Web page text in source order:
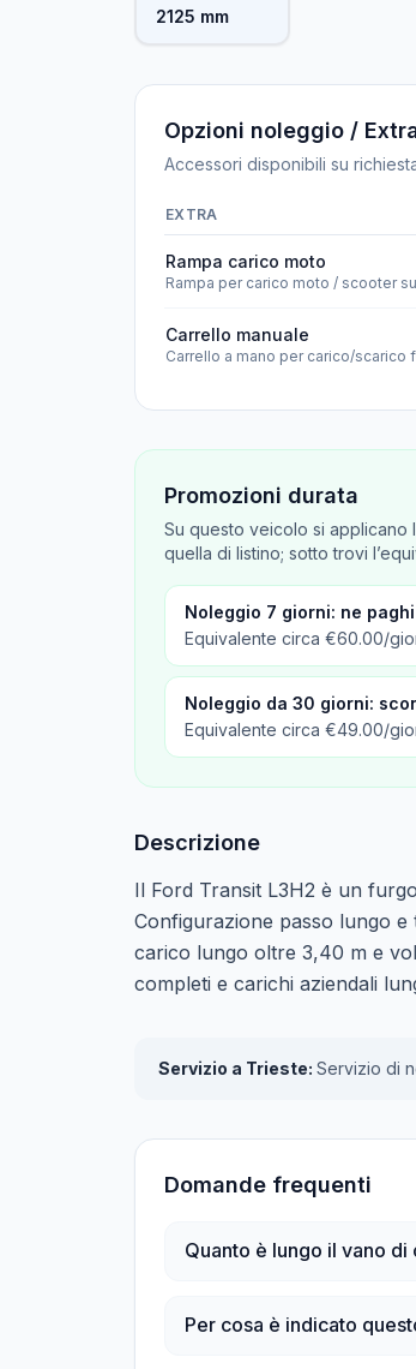
2125 mm
Opzioni noleggio /
Accessori disponibili su
EXTRA
Rampa carico moto
Rampa per carico moto / scooter
Carrello manuale
Carrello a mano per carico/scarico
Promozioni durata
Su questo veicolo si applicano
quella di listino; sotto trovi
Noleggio 7 giorni: ne
Equivalente circa €60.00/
Noleggio da 30 giorni:
Equivalente circa €49.00/
Descrizione
Il Ford Transit L3H2 è un
Configurazione passo lungo
carico lungo oltre 3,40 m e
completi e carichi aziendali
Servizio a Trieste: Servizio di
Domande frequenti
Quanto è lungo il vano
Per cosa è indicato